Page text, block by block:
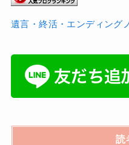
遺言・終活・エンディング
読